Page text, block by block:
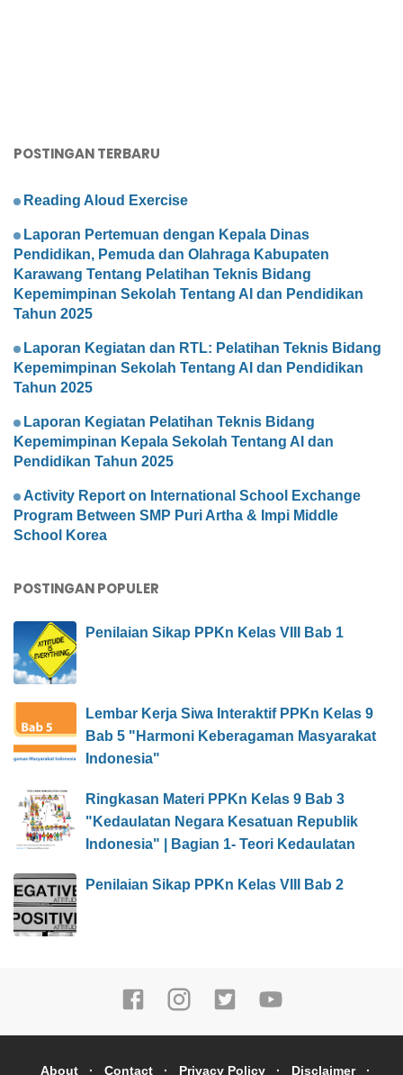
POSTINGAN TERBARU
Reading Aloud Exercise
Laporan Pertemuan dengan Kepala Dinas
Pendidikan, Pemuda dan Olahraga Kabupaten
Karawang Tentang Pelatihan Teknis Bidang
Kepemimpinan Sekolah Tentang AI dan Pendidikan
Tahun 2025
Laporan Kegiatan dan RTL: Pelatihan Teknis Bidang
Kepemimpinan Sekolah Tentang AI dan Pendidikan
Tahun 2025
Laporan Kegiatan Pelatihan Teknis Bidang
Kepemimpinan Kepala Sekolah Tentang AI dan
Pendidikan Tahun 2025
Activity Report on International School Exchange
Program Between SMP Puri Artha & Impi Middle
School Korea
POSTINGAN POPULER
Penilaian Sikap PPKn Kelas VIII Bab 1
Lembar Kerja Siwa Interaktif PPKn Kelas 9
Bab 5 "Harmoni Keberagaman Masyarakat
Indonesia"
Ringkasan Materi PPKn Kelas 9 Bab 3
"Kedaulatan Negara Kesatuan Republik
Indonesia" | Bagian 1- Teori Kedaulatan
Penilaian Sikap PPKn Kelas VIII Bab 2
About Contact Privacy Policy Disclaimer